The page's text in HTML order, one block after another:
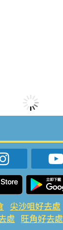
尖沙咀好去處
處 旺角好去處